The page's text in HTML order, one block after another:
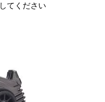
してください